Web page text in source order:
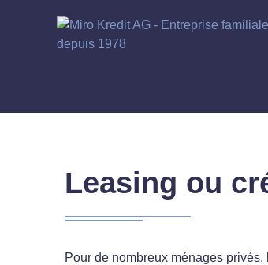
Leasing ou
Pour de nombreux ménages